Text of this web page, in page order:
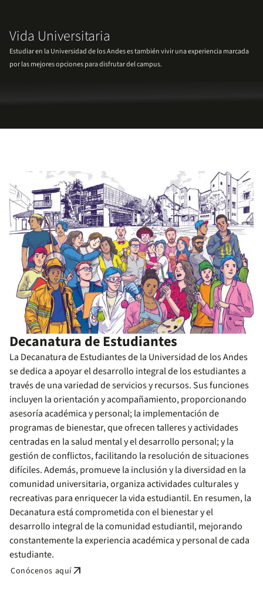
Vida Universitaria
Estudiar en la Universidad de los Andes es también vivir una experiencia marcada
por las mejores opciones para disfrutar del campus.
Decanatura de Estudiantes
La Decanatura de Estudiantes de la Universidad de los Andes
se dedica a apoyar el desarrollo integral de los estudiantes a
través de una variedad de servicios y recursos. Sus funciones
incluyen la orientación y acompañamiento, proporcionando
asesoría académica y personal; la implementación de
programas de bienestar, que ofrecen talleres y actividades
centradas en la salud mental y el desarrollo personal; y la
gestión de conflictos, facilitando la resolución de situaciones
difíciles. Además, promueve la inclusión y la diversidad en la
comunidad universitaria, organiza actividades culturales y
recreativas para enriquecer la vida estudiantil. En resumen, la
Decanatura está comprometida con el bienestar y el
desarrollo integral de la comunidad estudiantil, mejorando
constantemente la experiencia académica y personal de cada
estudiante.
Conócenos aquíarrow_outward